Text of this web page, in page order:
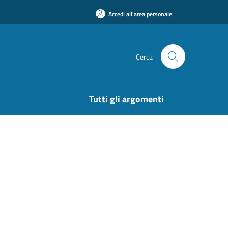
Accedi all'area personale
Cerca
Tutti gli argomenti